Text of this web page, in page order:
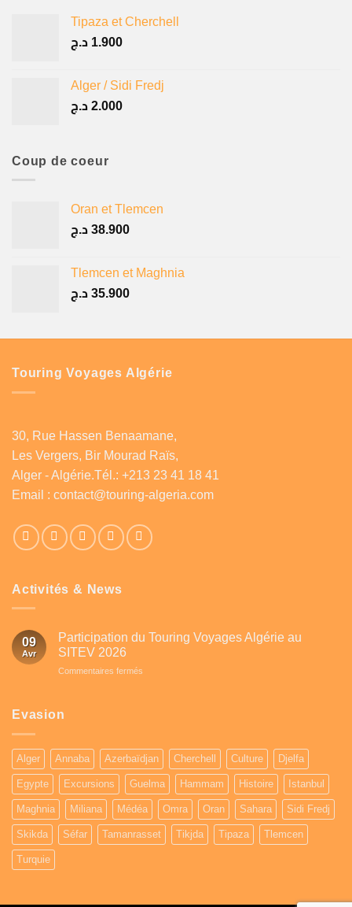
Tipaza et Cherchell
1.900 د.ج
Alger / Sidi Fredj
2.000 د.ج
Coup de coeur
Oran et Tlemcen
38.900 د.ج
Tlemcen et Maghnia
35.900 د.ج
Touring Voyages Algérie
30, Rue Hassen Benaamane,
Les Vergers, Bir Mourad Raïs,
Alger - Algérie.Tél.: +213 23 41 18 41
Email : contact@touring-algeria.com
Activités & News
09
Avr
Participation du Touring Voyages Algérie au
SITEV 2026
Commentaires fermés
au
SITEV
2026
Evasion
Alger Annaba Azerbaïdjan Cherchell Culture Djelfa
Egypte Excursions Guelma Hammam Histoire Istanbul
Maghnia Miliana Médéa Omra Oran Sahara Sidi Fredj
Skikda Séfar Tamanrasset Tikjda Tipaza Tlemcen
Turquie